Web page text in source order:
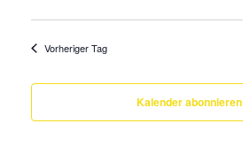
Vorheriger Tag
Kalender abonnieren